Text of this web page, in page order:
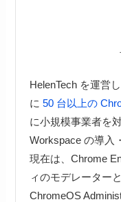
HelenTech を運営
に 50 台以上の
に小規模事業者を
Workspace の導入
現在は、Chrome
ィのモデレーター
ChromeOS